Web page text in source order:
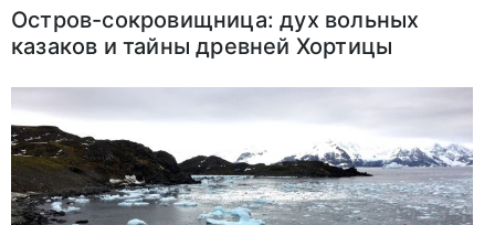
Остров-сокровищница: дух вольных
казаков и тайны древней Хортицы